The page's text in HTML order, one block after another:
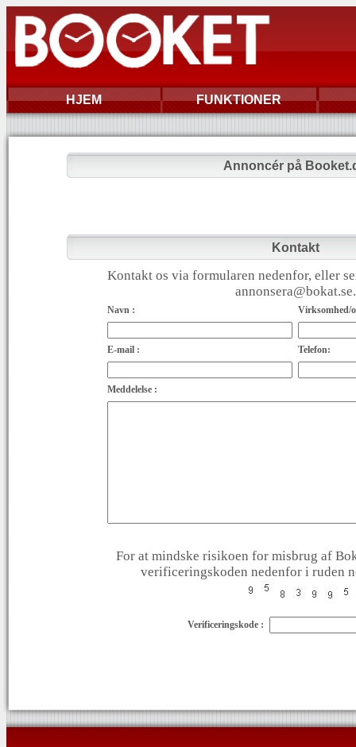
HJEM FUNKTIONER
Annoncér på
Kontakt
Kontakt os via formularen nedenfor, eller
annonsera@bokat.se.
Navn : Virksomhed/
E-mail : Telefon:
Meddelelse :
For at mindske risikoen for misbrug af
verificeringskoden nedenfor i ruden
Verificeringskode :